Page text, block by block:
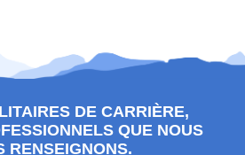
DE CARRIÈRE,
QUE NOUS
RENSEIGNONS.